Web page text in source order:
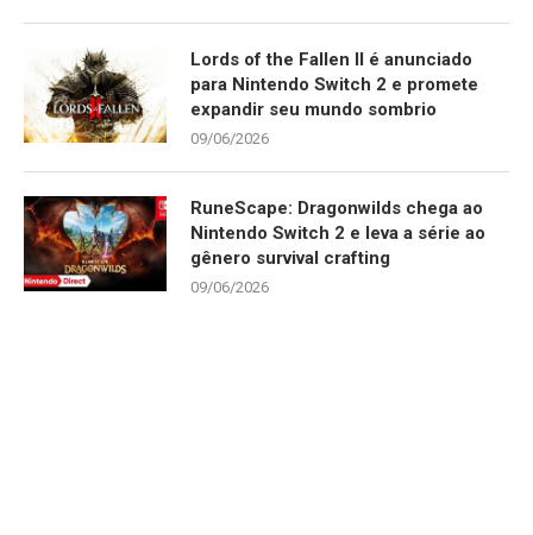
Lords of the Fallen II é anunciado
para Nintendo Switch 2 e promete
expandir seu mundo sombrio
09/06/2026
RuneScape: Dragonwilds chega ao
Nintendo Switch 2 e leva a série ao
gênero survival crafting
09/06/2026